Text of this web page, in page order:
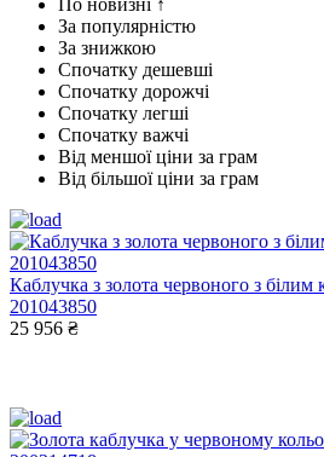
За популярністю
За знижкою
Спочатку дешевші
Спочатку дорожчі
Спочатку легші
Спочатку важчі
Від меншої ціни за грам
Від більшої ціни за грам
Каблучка з золота червоного з
201043850
25 956 ₴